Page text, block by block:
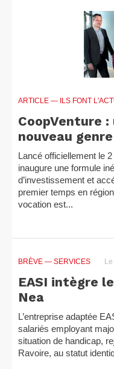
ARTICLE — ILS FONT
CoopVenture :
nouveau genre
Lancé officiellement le
inaugure une formule
d’investissement et
premier temps en
vocation est...
BRÈVE — SERVICES
EASI intègre
Nea
L’entreprise adaptée
salariés employant
situation de handicap,
Ravoire, au statut